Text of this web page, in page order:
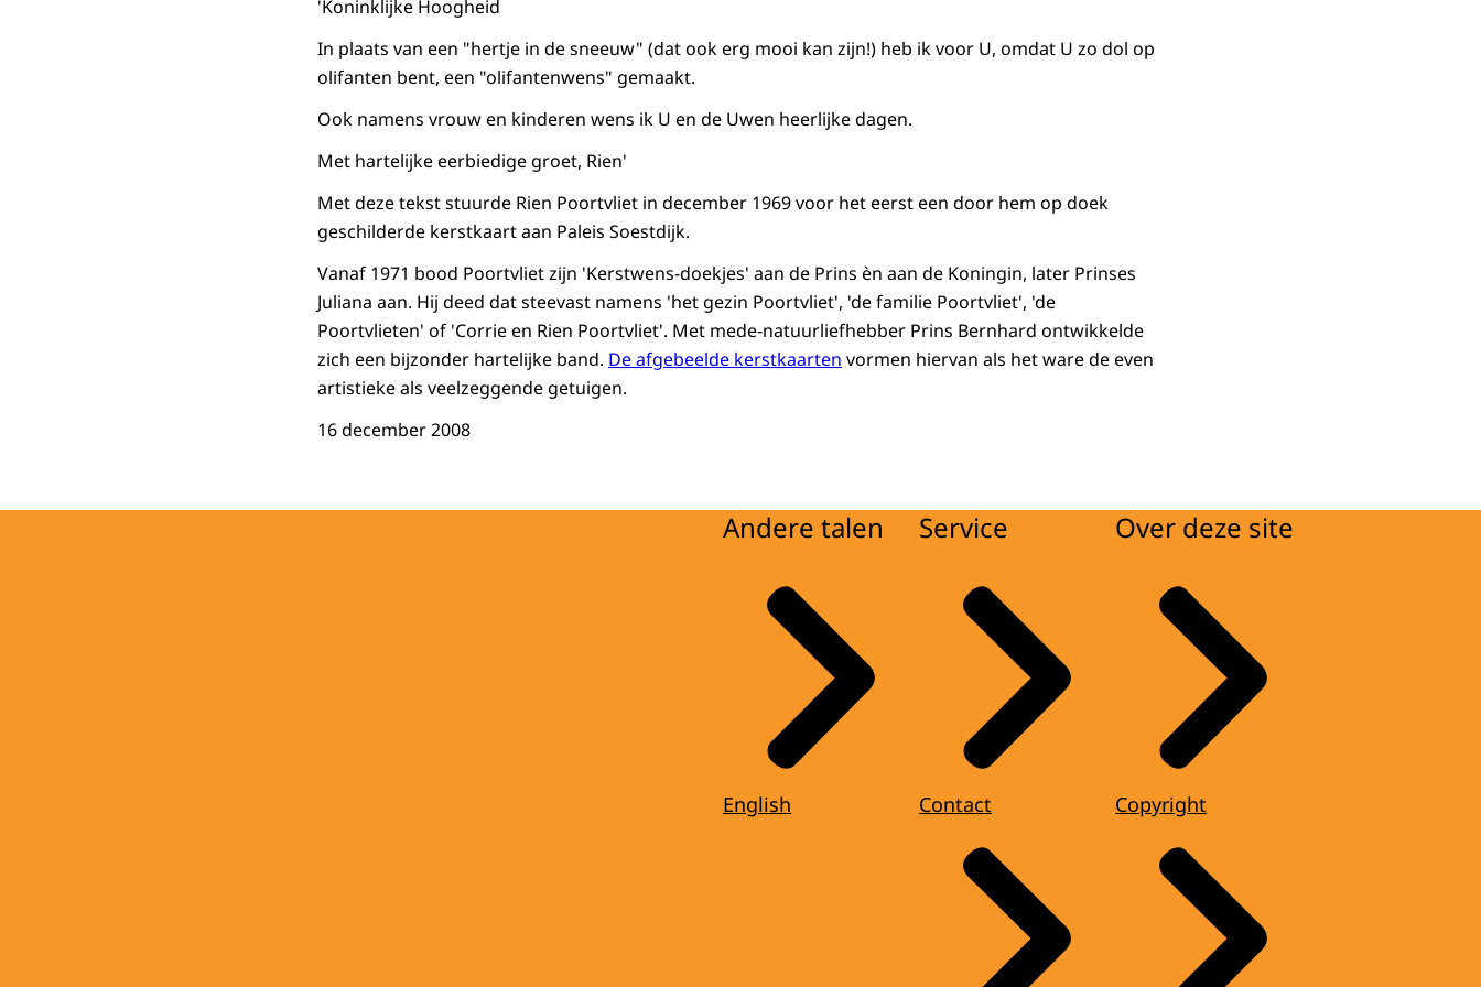
'Koninklijke Hoogheid
In plaats van een "hertje in de sneeuw" (dat ook erg mooi kan zijn!) heb ik voor U, omdat U zo dol op
olifanten bent, een "olifantenwens" gemaakt.
Ook namens vrouw en kinderen wens ik U en de Uwen heerlijke dagen.
Met hartelijke eerbiedige groet, Rien'
Met deze tekst stuurde Rien Poortvliet in december 1969 voor het eerst een door hem op doek
geschilderde kerstkaart aan Paleis Soestdijk.
Vanaf 1971 bood Poortvliet zijn 'Kerstwens-doekjes' aan de Prins èn aan de Koningin, later Prinses
Juliana aan. Hij deed dat steevast namens 'het gezin Poortvliet', 'de familie Poortvliet', 'de
Poortvlieten' of 'Corrie en Rien Poortvliet'. Met mede-natuurliefhebber Prins Bernhard ontwikkelde
zich een bijzonder hartelijke band. De afgebeelde kerstkaarten vormen hiervan als het ware de even
artistieke als veelzeggende getuigen.
16 december 2008
Andere talen
English
Service
Contact
Over deze site
Copyright